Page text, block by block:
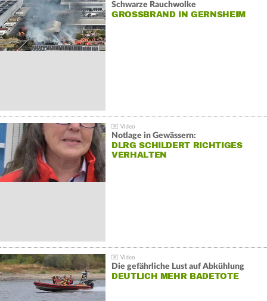
Schwarze Rauchwolke
GROSSBRAND IN GERNSHEIM
Notlage in Gewässern:
DLRG SCHILDERT RICHTIGES
VERHALTEN
Die gefährliche Lust auf Abkühlung
DEUTLICH MEHR BADETOTE